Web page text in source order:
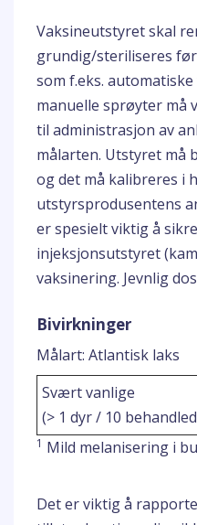
Vaksineutstyret skal
grundig/steriliseres
som f.eks.
manuelle sprøyter
til administrasjon av
målarten. Utstyret må
og det må kalibreres i
utstyrsprodusentens
er spesielt viktig å
injeksjonsutstyret
vaksinering. Jevnlig
Bivirkninger
Målart: Atlantisk laks
Svært vanlige
(> 1 dyr / 10
1 Mild melanisering i
Det er viktig å